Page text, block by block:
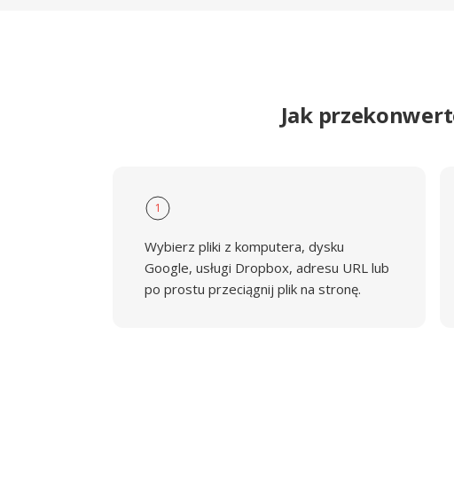
Jak
1
Wybierz pliki z komputera, dysku
Google, usługi Dropbox, adresu URL lub
po prostu przeciągnij plik na stronę.